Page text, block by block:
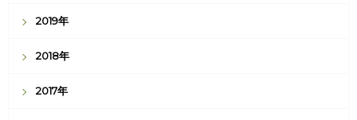
2019年
2018年
2017年